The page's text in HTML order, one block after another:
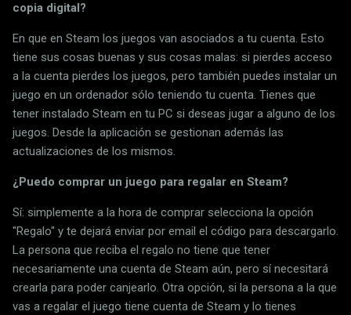
copia digital?
En que en Steam los juegos van asociados a tu cuenta. Esto
tiene sus cosas buenas y sus cosas malas: si pierdes acceso
a la cuenta pierdes los juegos, pero también puedes instalar un
juego en un ordenador sólo teniendo tu cuenta. Tienes que
tener instalado Steam en tu PC si deseas jugar a alguno de los
juegos. Desde la aplicación se gestionan además las
actualizaciones de los mismos.
¿Puedo comprar un juego para regalar en Steam?
Sí: simplemente a la hora de comprar selecciona la opción
"Regalo" y te dejará enviar por email el código para descargarlo.
La persona que reciba el regalo no tiene que tener
necesariamente una cuenta de Steam aún, pero sí necesitará
crearla para poder canjearlo. Otra opción, si la persona a la que
vas a regalar el juego tiene cuenta de Steam y lo tienes